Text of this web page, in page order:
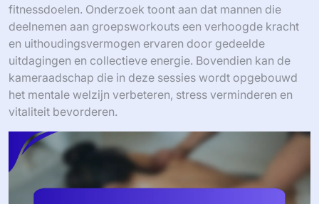
fitnessdoelen. Onderzoek toont aan dat mannen die
deelnemen aan groepsworkouts een verhoogde kracht
en uithoudingsvermogen ervaren door gedeelde
uitdagingen en collectieve energie. Bovendien kan de
kameraadschap die in deze sessies wordt opgebouwd
het mentale welzijn verbeteren, stress verminderen en
vitaliteit bevorderen.